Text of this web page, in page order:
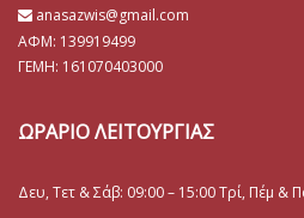
anasazwis@gmail.com
ΑΦΜ: 139919499
ΓΕΜΗ: 161070403000
ΩΡΑΡΙΟ ΛΕΙΤΟΥΡΓΙΑΣ
Δευ, Τετ & Σάβ: 09:00 – 15:00 Τρί, Πέμ &